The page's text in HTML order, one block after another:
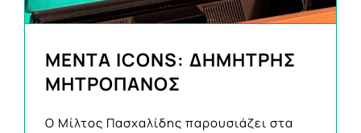
ΜΕΝΤΑ ICONS: ΔΗΜΗΤΡΗΣ
ΜΗΤΡΟΠΑΝΟΣ
Ο Μίλτος Πασχαλίδης παρουσιάζει στα